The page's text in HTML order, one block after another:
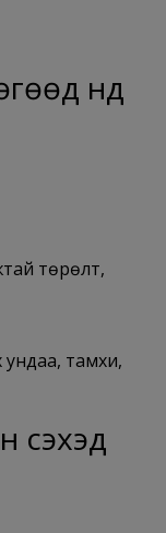
үүнд
төрөлт,
ундаа, тамхи,